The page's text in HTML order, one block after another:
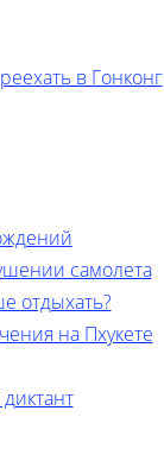
в Гонконг
самолета
отдыхать?
на Пхукете